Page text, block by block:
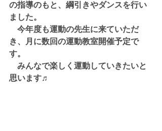
の指導のもと、綱引きやダンスを行い
ました。
今年度も運動の先生に来ていただ
き、月に数回の運動教室開催予定で
す。
みんなで楽しく運動していきたいと
思います♬